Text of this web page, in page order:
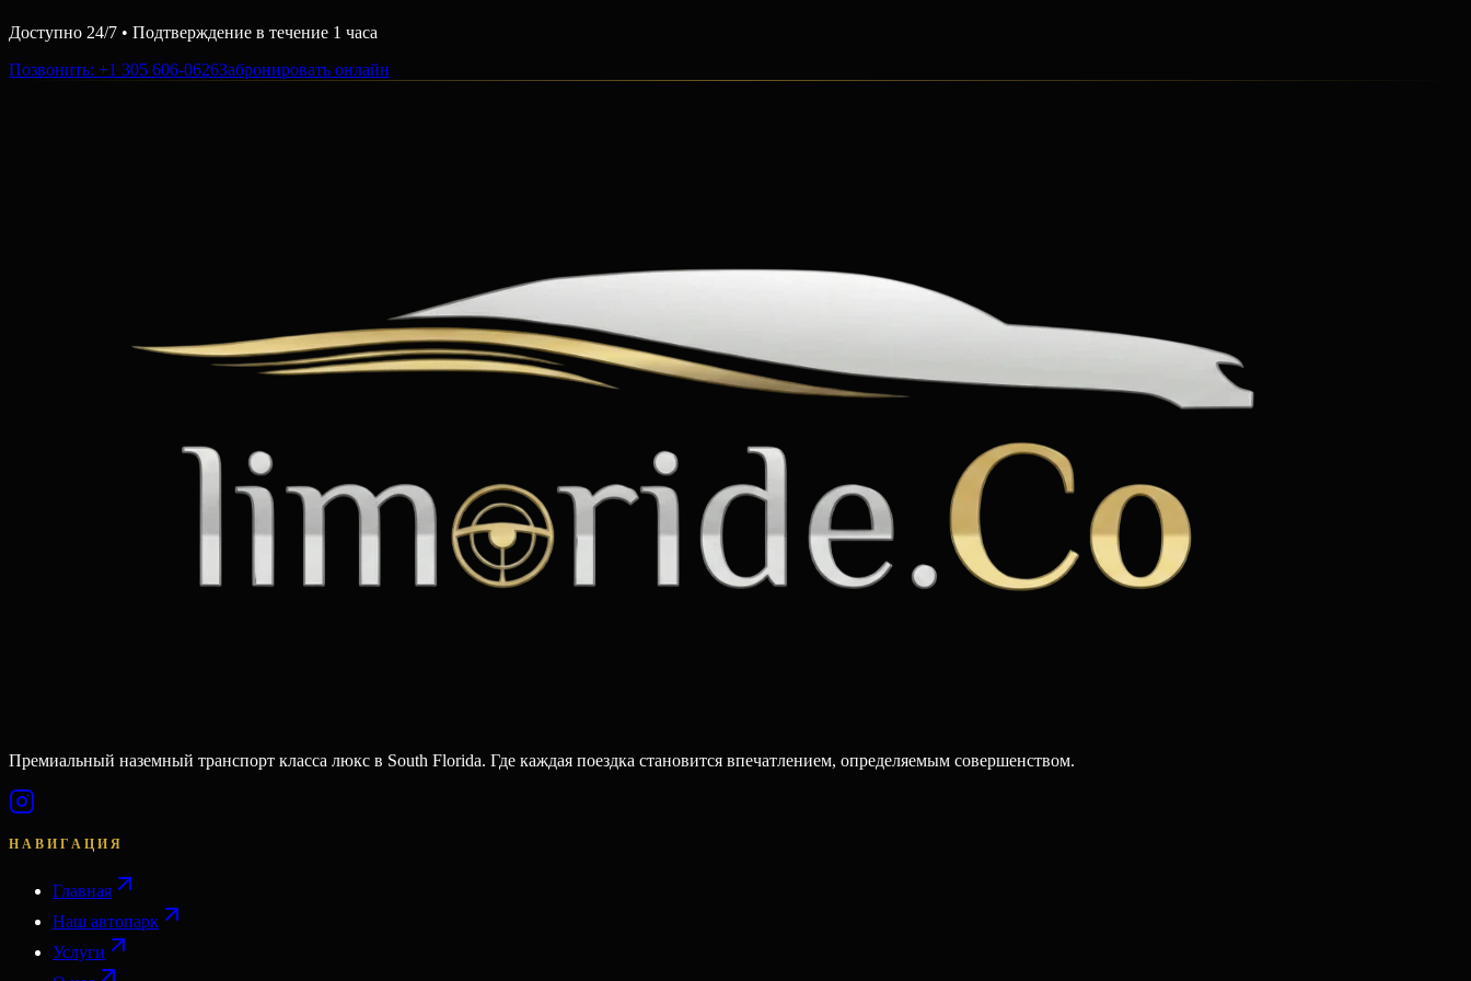
Доступно 24/7 • Подтверждение в течение 1 часа
Позвонить: +1 305 606-0626Забронировать онлайн
Премиальный наземный транспорт класса люкс в South Florida. Где каждая поездка становится впечатлением, определяемым совершенством.
НАВИГАЦИЯ
Главная
Наш автопарк
Услуги